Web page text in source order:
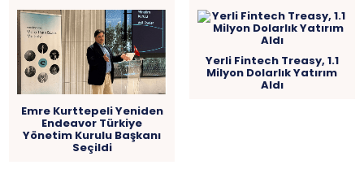
Emre Kurttepeli Yeniden
Endeavor Türkiye
Yönetim Kurulu Başkanı
Seçildi
Yerli Fintech Treasy, 1.1
Milyon Dolarlık Yatırım
Aldı